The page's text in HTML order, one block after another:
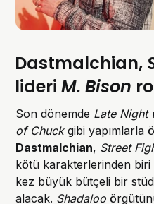
Dastmalchian,
lideriM. Bison
Son dönemde Late Night
of Chuckgibi yapımlarla
Dastmalchian, Street
kötü karakterlerinden biri
kez büyük bütçeli bir
alacak. Shadaloo